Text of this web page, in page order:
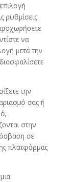
ρυθμίσεις
να
μετά την
την
σας ή
στην
σε
πλατφόρμας